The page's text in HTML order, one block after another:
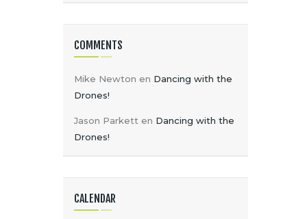
COMMENTS
Mike Newton en Dancing with the
Drones!
Jason Parkett en Dancing with the
Drones!
CALENDAR